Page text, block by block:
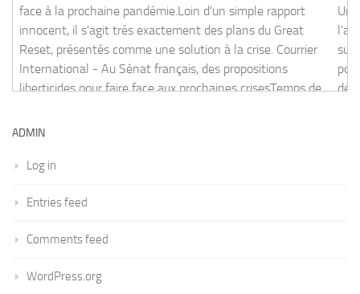
liberticides pour faire face aux prochaines
du Sénat est disponible sur le site du Sénat.Cri
Une interview, à la fois bouleversante et
l'ancienne députée LREM et psychiatre
sur FranceSoir, qui revient, le 4 novembre
pour le maintien de l'état d'urgence.
debriefing de Martine Wonner. Elle revient
ADMIN
Log in
Entries feed
Comments feed
WordPress.org